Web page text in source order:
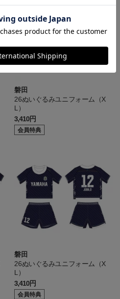
磐田
26ぬいぐるみユニフォーム（X
L）
3,410円
会員特典
磐田
26ぬいぐるみユニフォーム（X
L）
3,410円
会員特典